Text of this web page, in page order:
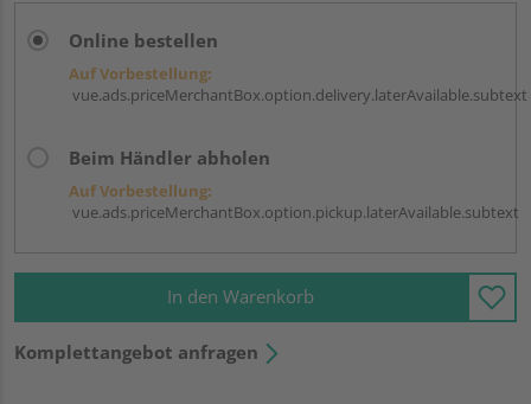
Online bestellen
Auf Vorbestellung:
vue.ads.priceMerchantBox.option.delivery.laterAvailable.subtext
Beim Händler abholen
Auf Vorbestellung:
vue.ads.priceMerchantBox.option.pickup.laterAvailable.subtext
In den Warenkorb
Komplettangebot anfragen